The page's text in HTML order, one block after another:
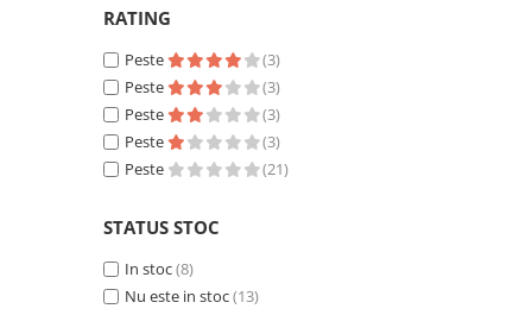
Peste 1000 RON
RATING
Peste
(3)
Peste
(3)
Peste
(3)
Peste
(3)
Peste
(21)
STATUS STOC
In stoc(8)
Nu este in stoc(13)